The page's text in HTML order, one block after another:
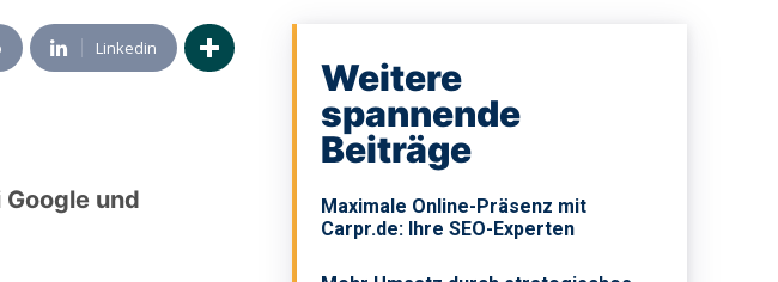
Linkedin
und
Weitere
spannende
Beiträge
Maximale Online-Präsenz mit
Carpr.de: Ihre SEO-Experten